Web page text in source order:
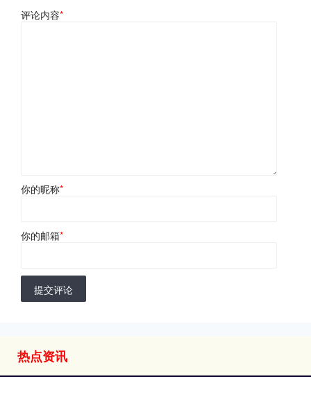
评论内容*
你的昵称*
你的邮箱*
提交评论
热点资讯